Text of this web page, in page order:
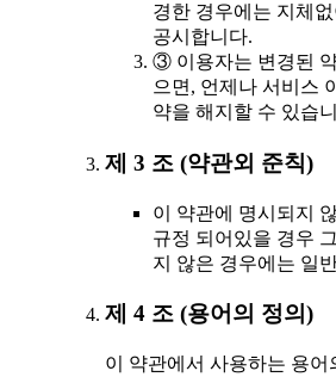
경한 경우에는 지체
공시합니다.
③ 이용자는 변경된
으면, 언제나 서비스
약을 해지할 수 있습
제 3 조 (약관외 준칙)
이 약관에 명시되지
규정 되어있을 경우
지 않은 경우에는 일
제 4 조 (용어의 정의)
이 약관에서 사용하는 용